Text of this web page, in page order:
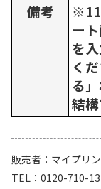
備考
※11
ー
を
く
る
結構
販売者
マイプリ
TEL
0120-710-